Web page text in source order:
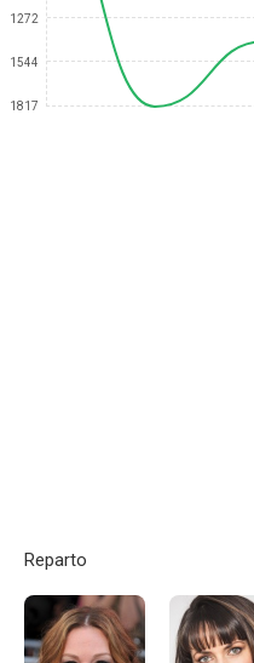
1272
1544
1817
Reparto